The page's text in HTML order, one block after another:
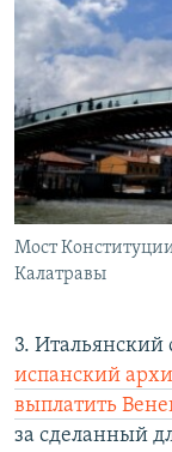
Мост
Калатравы
3. Итальянский
испанский
выплатить
за сделанный